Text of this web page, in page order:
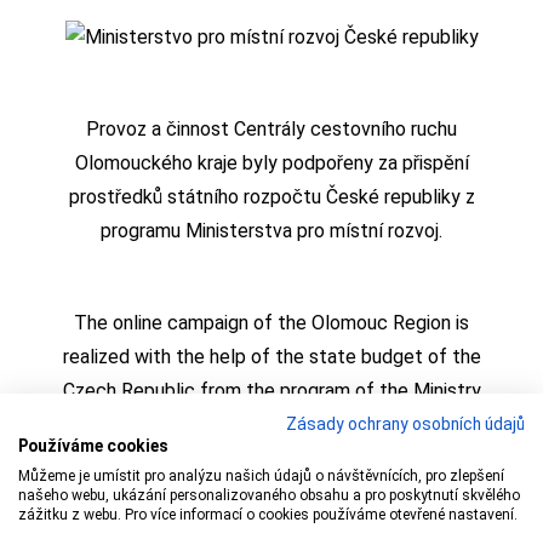
Provoz a činnost Centrály cestovního ruchu
Olomouckého kraje byly podpořeny za přispění
prostředků státního rozpočtu České republiky z
programu Ministerstva pro místní rozvoj.
The online campaign of the Olomouc Region is
realized with the help of the state budget of the
Czech Republic from the program of the Ministry
for Regional DevelopmentZásady ochrany osobních údajů
Používáme cookies
Můžeme je umístit pro analýzu našich údajů o návštěvnících, pro zlepšení
našeho webu, ukázání personalizovaného obsahu a pro poskytnutí skvělého
zážitku z webu. Pro více informací o cookies používáme otevřené nastavení.